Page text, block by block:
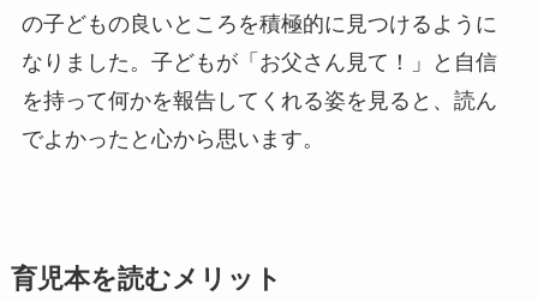
の子どもの良いところを積極的に見つけるように
なりました。子どもが「お父さん見て！」と自信
を持って何かを報告してくれる姿を見ると、読ん
でよかったと心から思います。
育児本を読むメリット